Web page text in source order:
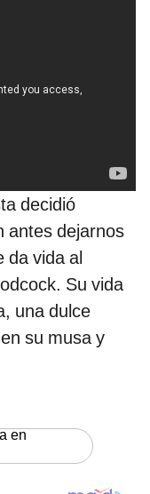
decidió
antes dejarnos
da vida al
Su vida
una dulce
su musa y
en